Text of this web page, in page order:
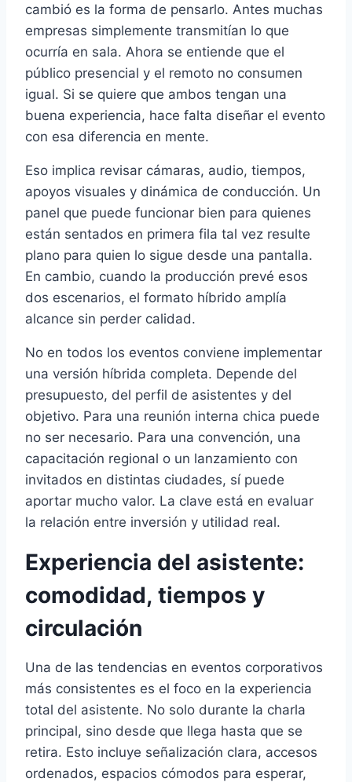
cambió es la forma de pensarlo. Antes muchas
empresas simplemente transmitían lo que
ocurría en sala. Ahora se entiende que el
público presencial y el remoto no consumen
igual. Si se quiere que ambos tengan una
buena experiencia, hace falta diseñar el evento
con esa diferencia en mente.
Eso implica revisar cámaras, audio, tiempos,
apoyos visuales y dinámica de conducción. Un
panel que puede funcionar bien para quienes
están sentados en primera fila tal vez resulte
plano para quien lo sigue desde una pantalla.
En cambio, cuando la producción prevé esos
dos escenarios, el formato híbrido amplía
alcance sin perder calidad.
No en todos los eventos conviene implementar
una versión híbrida completa. Depende del
presupuesto, del perfil de asistentes y del
objetivo. Para una reunión interna chica puede
no ser necesario. Para una convención, una
capacitación regional o un lanzamiento con
invitados en distintas ciudades, sí puede
aportar mucho valor. La clave está en evaluar
la relación entre inversión y utilidad real.
Experiencia del asistente:
comodidad, tiempos y
circulación
Una de las tendencias en eventos corporativos
más consistentes es el foco en la experiencia
total del asistente. No solo durante la charla
principal, sino desde que llega hasta que se
retira. Esto incluye señalización clara, accesos
ordenados, espacios cómodos para esperar,